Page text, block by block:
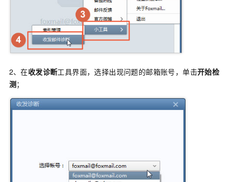
2、在收发诊断工具界面，选择出现问题的邮箱账号，单击开始检
测；